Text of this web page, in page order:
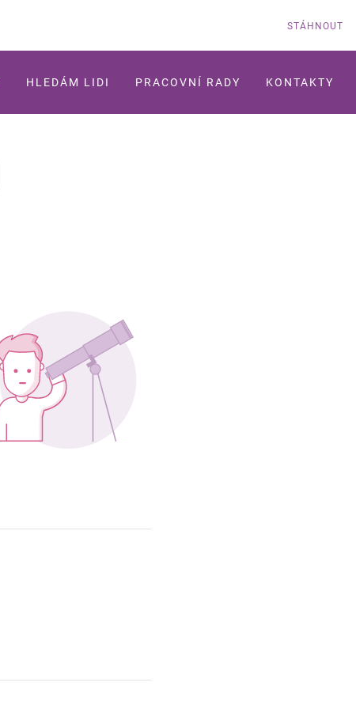
STÁHNOUT
HLEDÁM LIDI PRACOVNÍ RADY KONTAKTY